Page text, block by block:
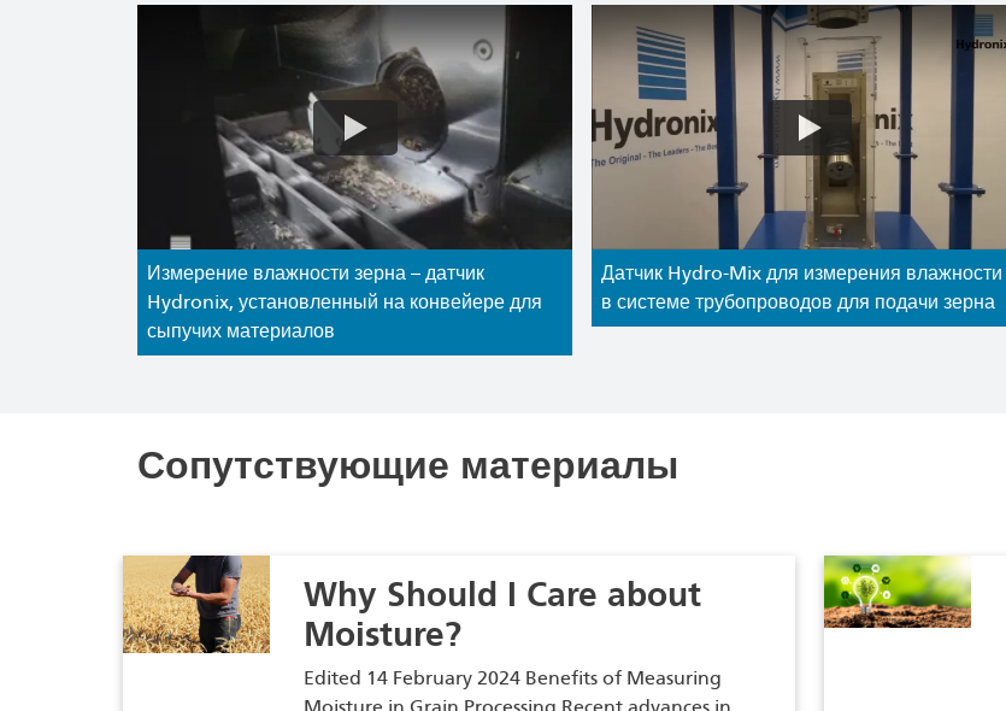
Измерение влажности зерна – датчик
Hydronix, установленный на конвейере для
сыпучих материалов
Датчик Hydro-Mix для измерения влажности
в системе трубопроводов для подачи зерна
Сопутствующие материалы
Why Should I Care about
Moisture?
Edited 14 February 2024 Benefits of Measuring